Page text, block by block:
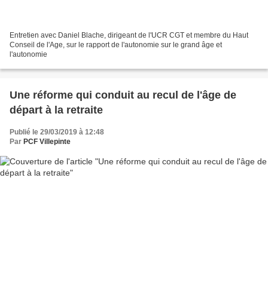
Entretien avec Daniel Blache, dirigeant de l'UCR CGT et membre du Haut
Conseil de l'Age, sur le rapport de l'autonomie sur le grand âge et
l'autonomie
Une réforme qui conduit au recul de l'âge de
départ à la retraite
Publié le 29/03/2019 à 12:48
Par PCF Villepinte